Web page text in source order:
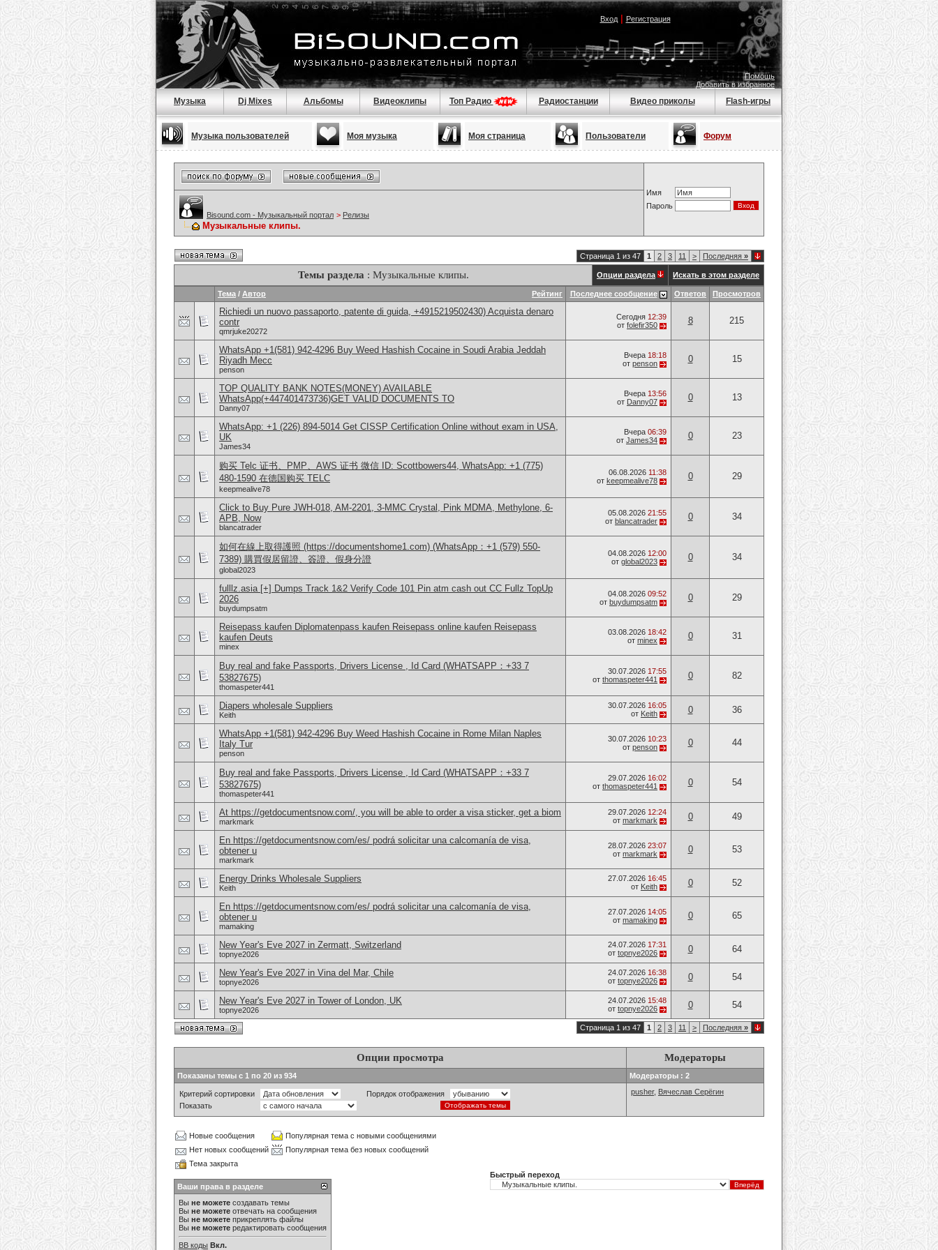
Вход| Регистрация
Помощь
Добавить в избранное
Музыка Dj Mixes Альбомы Видеоклипы Топ Радио Радиостанции Видео приколы Flash-игры
Музыка пользователей Моя музыка Моя страница Пользователи Форум
Имя
Пароль
Bisound.com - Музыкальный портал > Релизы
Музыкальные клипы.
Страница 1 из 47 1 2 3 11 > Последняя »
Темы раздела : Музыкальные клипы. Опции раздела Искать в этом разделе
Рейтинг
Тема / Автор Последнее сообщение Ответов Просмотров
Richiedi un nuovo passaporto, patente di guida, +4915219502430) Acquista denaro
contr
qmrjuke20272
Сегодня 12:39
от folefir350 8 215
WhatsApp +1(581) 942-4296 Buy Weed Hashish Cocaine in Soudi Arabia Jeddah
Riyadh Mecc
penson
Вчера 18:18
от penson 0 15
TOP QUALITY BANK NOTES(MONEY) AVAILABLE
WhatsApp(+447401473736)GET VALID DOCUMENTS TO
Danny07
Вчера 13:56
от Danny07 0 13
WhatsApp: +1 (226) 894-5014​ Get CISSP Certification Online without exam in USA,
UK
James34
Вчера 06:39
от James34 0 23
购买 Telc 证书、PMP、AWS 证书 微信 ID: Scottbowers44, WhatsApp: +1 (775)
480-1590 在德国购买 TELC
keepmealive78
06.08.2026 11:38
от keepmealive78 0 29
Click to Buy Pure JWH-018, AM-2201, 3-MMC Crystal, Pink MDMA, Methylone, 6-
APB, Now
blancatrader
05.08.2026 21:55
от blancatrader 0 34
如何在線上取得護照 (https://documentshome1.com) (WhatsApp：+1 (579) 550-
7389) 購買假居留證、簽證、假身分證
global2023
04.08.2026 12:00
от global2023 0 34
fulllz.asia [+] Dumps Track 1&2 Verify Code 101 Pin atm cash out CC Fullz TopUp
2026
buydumpsatm
04.08.2026 09:52
от buydumpsatm 0 29
Reisepass kaufen Diplomatenpass kaufen Reisepass online kaufen Reisepass
kaufen Deuts
minex
03.08.2026 18:42
от minex 0 31
Buy real and fake Passports, Drivers License , Id Card (WHATSAPP：+33 7
53827675)
thomaspeter441
30.07.2026 17:55
от thomaspeter441 0 82
Diapers wholesale Suppliers
Keith
30.07.2026 16:05
от Keith 0 36
WhatsApp +1(581) 942-4296 Buy Weed Hashish Cocaine in Rome Milan Naples
Italy Tur
penson
30.07.2026 10:23
от penson 0 44
Buy real and fake Passports, Drivers License , Id Card (WHATSAPP：+33 7
53827675)
thomaspeter441
29.07.2026 16:02
от thomaspeter441 0 54
At https://getdocumentsnow.com/, you will be able to order a visa sticker, get a biom
markmark
29.07.2026 12:24
от markmark 0 49
En https://getdocumentsnow.com/es/ podrá solicitar una calcomanía de visa,
obtener u
markmark
28.07.2026 23:07
от markmark 0 53
Energy Drinks Wholesale Suppliers
Keith
27.07.2026 16:45
от Keith 0 52
En https://getdocumentsnow.com/es/ podrá solicitar una calcomanía de visa,
obtener u
mamaking
27.07.2026 14:05
от mamaking 0 65
New Year's Eve 2027 in Zermatt, Switzerland
topnye2026
24.07.2026 17:31
от topnye2026 0 64
New Year's Eve 2027 in Vina del Mar, Chile
topnye2026
24.07.2026 16:38
от topnye2026 0 54
New Year's Eve 2027 in Tower of London, UK
topnye2026
24.07.2026 15:48
от topnye2026 0 54
Страница 1 из 47 1 2 3 11 > Последняя »
Опции просмотра Модераторы
Показаны темы с 1 по 20 из 934 Модераторы : 2
Критерий сортировки
Порядок отображения
Показать
pusher, Вячеслав Серёгин
Новые сообщения
Популярная тема с новыми сообщениями
Нет новых сообщений
Популярная тема без новых сообщений
Тема закрыта
Ваши права в разделе
Вы не можете создавать темы
Вы не можете отвечать на сообщения
Вы не можете прикреплять файлы
Вы не можете редактировать сообщения
BB коды Вкл.
Быстрый переход